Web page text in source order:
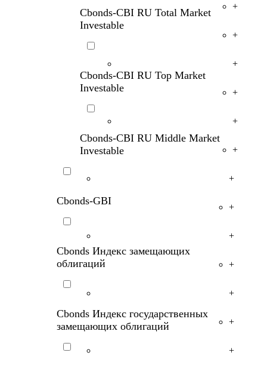
Cbonds-CBI RU TotalMarket
Investable
Cbonds-CBI RU TopMarket
Investable
Cbonds-CBI RU MiddleMarket
Investable
Cbonds-GBI
Cbonds Индекс замещающих
облигаций
+
Cbonds Индекс государственных
замещающих облигаций
+
+
+
+
+
+
+
+
+
+
+
+